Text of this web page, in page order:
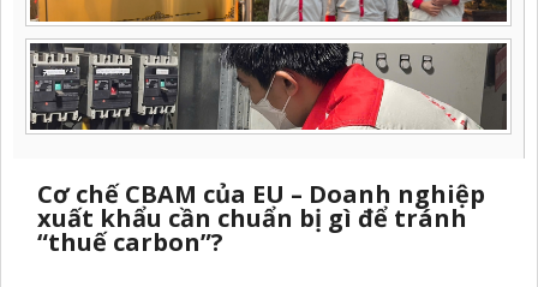
Cơ chế CBAM của EU – Doanh nghiệp
xuất khẩu cần chuẩn bị gì để tránh
“thuế carbon”?